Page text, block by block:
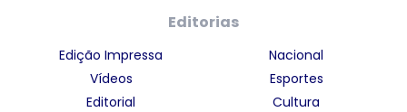
Editorias
Edição Impressa
Vídeos
Editorial
Nacional
Esportes
Cultura